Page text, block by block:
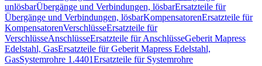
unlösbarÜbergänge und Verbindungen, lösbarErsatzteile für
Übergänge und Verbindungen, lösbarKompensatorenErsatzteile für
KompensatorenVerschlüsseErsatzteile für
VerschlüsseAnschlüsseErsatzteile für AnschlüsseGeberit Mapress
Edelstahl, GasErsatzteile für Geberit Mapress Edelstahl,
GasSystemrohre 1.4401Ersatzteile für Systemrohre